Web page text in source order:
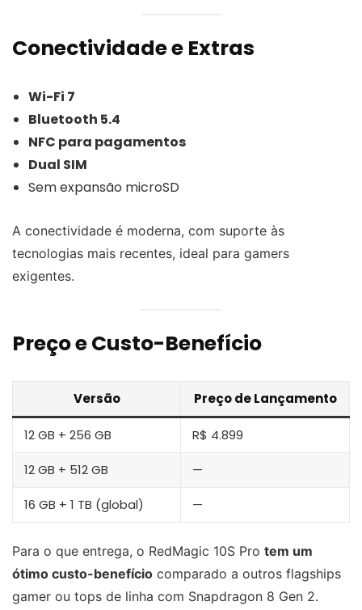
Conectividade e Extras
Wi-Fi 7
Bluetooth 5.4
NFC para pagamentos
Dual SIM
Sem expansão microSD
A conectividade é moderna, com suporte às
tecnologias mais recentes, ideal para gamers
exigentes.
Preço e Custo-Benefício
Versão Preço de Lançamento
12 GB + 256 GB R$ 4.899
12 GB + 512 GB —
16 GB + 1 TB (global) —
Para o que entrega, o RedMagic 10S Pro tem um
ótimo custo-benefício comparado a outros flagships
gamer ou tops de linha com Snapdragon 8 Gen 2.